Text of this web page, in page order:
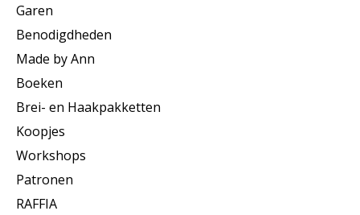
Garen
Benodigdheden
Made by Ann
Boeken
Brei- en Haakpakketten
Koopjes
Workshops
Patronen
RAFFIA